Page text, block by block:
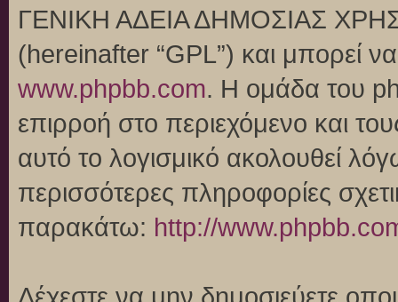
ΓΕΝΙΚΗ ΑΔΕΙΑ ΔΗΜΟΣΙΑΣ
(hereinafter “GPL”) και μπορεί
www.phpbb.com. Η ομάδα του
επιρροή στο περιεχόμενο και
αυτό το λογισμικό ακολουθεί
περισσότερες πληροφορίες
παρακάτω: http://
Δέχεστε να μην δημοσιεύετε